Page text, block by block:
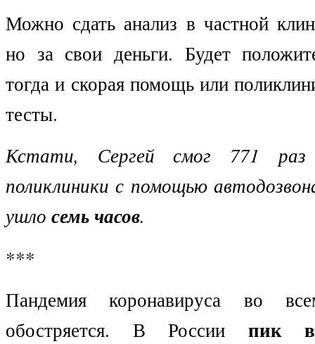
Можно сдать анализ в частной
но за свои деньги. Будет
тогда и скорая помощь или
тесты.
Кстати, Сергей смог 771 раз
поликлиники с помощью
ушло семь часов.
***
Пандемия коронавируса во
обостряется. В России пик